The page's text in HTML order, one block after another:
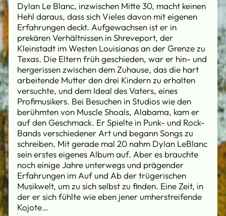
Dylan Le Blanc, inzwischen Mitte 30, macht keinen
Hehl daraus, dass sich Vieles davon mit eigenen
Erfahrungen deckt. Aufgewachsen ist er in
prekären Verhältnissen in Shreveport, der
Kleinstadt im Westen Louisianas an der Grenze zu
Texas. Die Eltern früh geschieden, war er hin- und
hergerissen zwischen dem Zuhause, das die hart
arbeitende Mutter den drei Kindern zu erhalten
versuchte, und dem Ideal des Vaters, eines
Profimusikers. Bei Besuchen in Studios wie den
berühmten von Muscle Shoals, Alabama, kam er
auf den Geschmack. Er Spielte in Punk- und Rock-
Bands verschiedener Art und begann Songs zu
schreiben. Mit gerade mal 20 nahm Dylan LeBlanc
sein erstes eigenes Album auf. Aber es brauchte
noch einige Jahre unterwegs und prägender
Erfahrungen im Auf und Ab der trügerischen
Musikwelt, um zu sich selbst zu finden. Eine Zeit, in
der er sich fühlte wie eben jener umherstreifende
Kojote…